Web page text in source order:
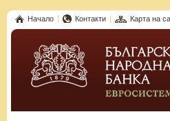
Начало Контакти Карта на